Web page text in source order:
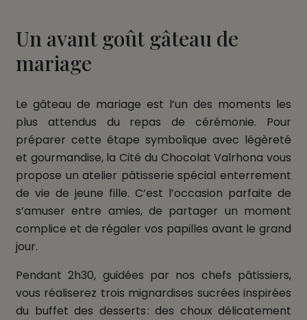
Un avant goût gâteau de
mariage
Le gâteau de mariage est l’un des moments les
plus attendus du repas de cérémonie. Pour
préparer cette étape symbolique avec légèreté
et gourmandise, la Cité du Chocolat Valrhona vous
propose un atelier pâtisserie spécial enterrement
de vie de jeune fille. C’est l’occasion parfaite de
s’amuser entre amies, de partager un moment
complice et de régaler vos papilles avant le grand
jour.
Pendant 2h30, guidées par nos chefs pâtissiers,
vous réaliserez trois mignardises sucrées inspirées
du buffet des desserts : des choux délicatement